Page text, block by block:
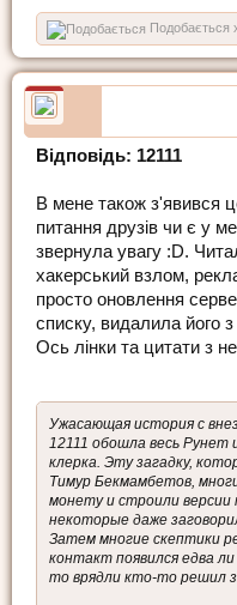
Подобається
Відповідь: 12111
В мене також з'явився
питання друзів чи є у
звернула увагу :D.
хакерський взлом,
просто оновлення
списку, видалила його
Ось лінки та цитати з
Ужасающая история с
12111 обошла весь Рунет
клерка. Эту загадку,
Тимур Бекмамбетов,
монету и строили версии
некоторые даже
Затем многие скептики
контакт появился едва
то врядли кто-то решил